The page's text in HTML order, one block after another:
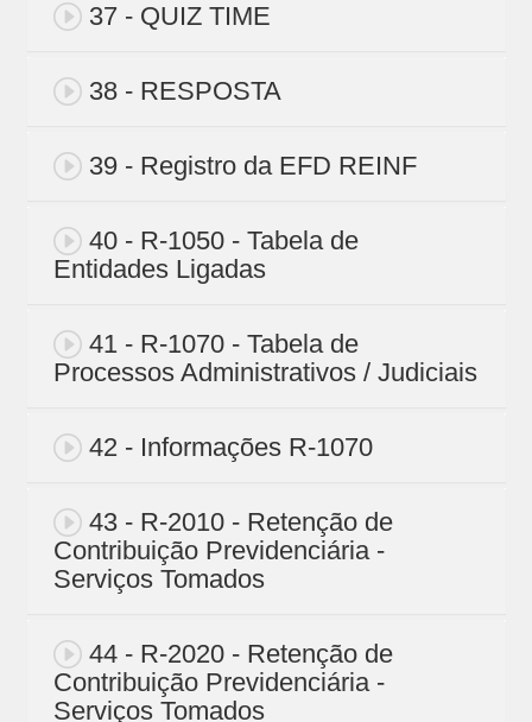
37 - QUIZ TIME
38 - RESPOSTA
39 - Registro da EFD REINF
40 - R-1050 - Tabela de
Entidades Ligadas
41 - R-1070 - Tabela de
Processos Administrativos / Judiciais
42 - Informações R-1070
43 - R-2010 - Retenção de
Contribuição Previdenciária -
Serviços Tomados
44 - R-2020 - Retenção de
Contribuição Previdenciária -
Serviços Tomados